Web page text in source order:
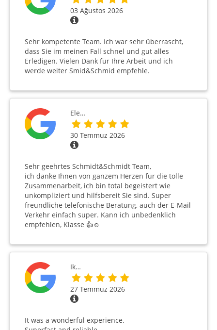
03 Ağustos 2026
Sehr kompetente Team. Ich war sehr überrascht,
dass Sie im meinen Fall schnel und gut alles
Erledigen. Vielen Dank für Ihre Arbeit und ich
werde weiter Smid&Schmid empfehle.
Ele…
30 Temmuz 2026
Sehr geehrtes Schmidt&Schmidt Team,
ich danke Ihnen von ganzem Herzen für die tolle
Zusammenarbeit, ich bin total begeistert wie
unkompliziert und hilfsbereit Sie sind. Super
freundliche telefonische Beratung, auch der E-Mail
Verkehr einfach super. Kann ich unbedenklich
empfehlen, Klasse 👍☺️
Ik…
27 Temmuz 2026
It was a wonderful experience.